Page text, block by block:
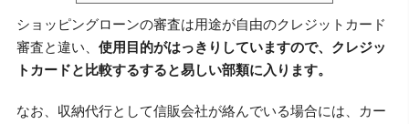
ショッピングローンの審査は用途が自由のクレジットカード
審査と違い、 使用目的がはっきりしていますので、クレジッ
トカードと比較するすると易しい部類に入ります。
なお、収納代行として信販会社が絡んでいる場合には、カー